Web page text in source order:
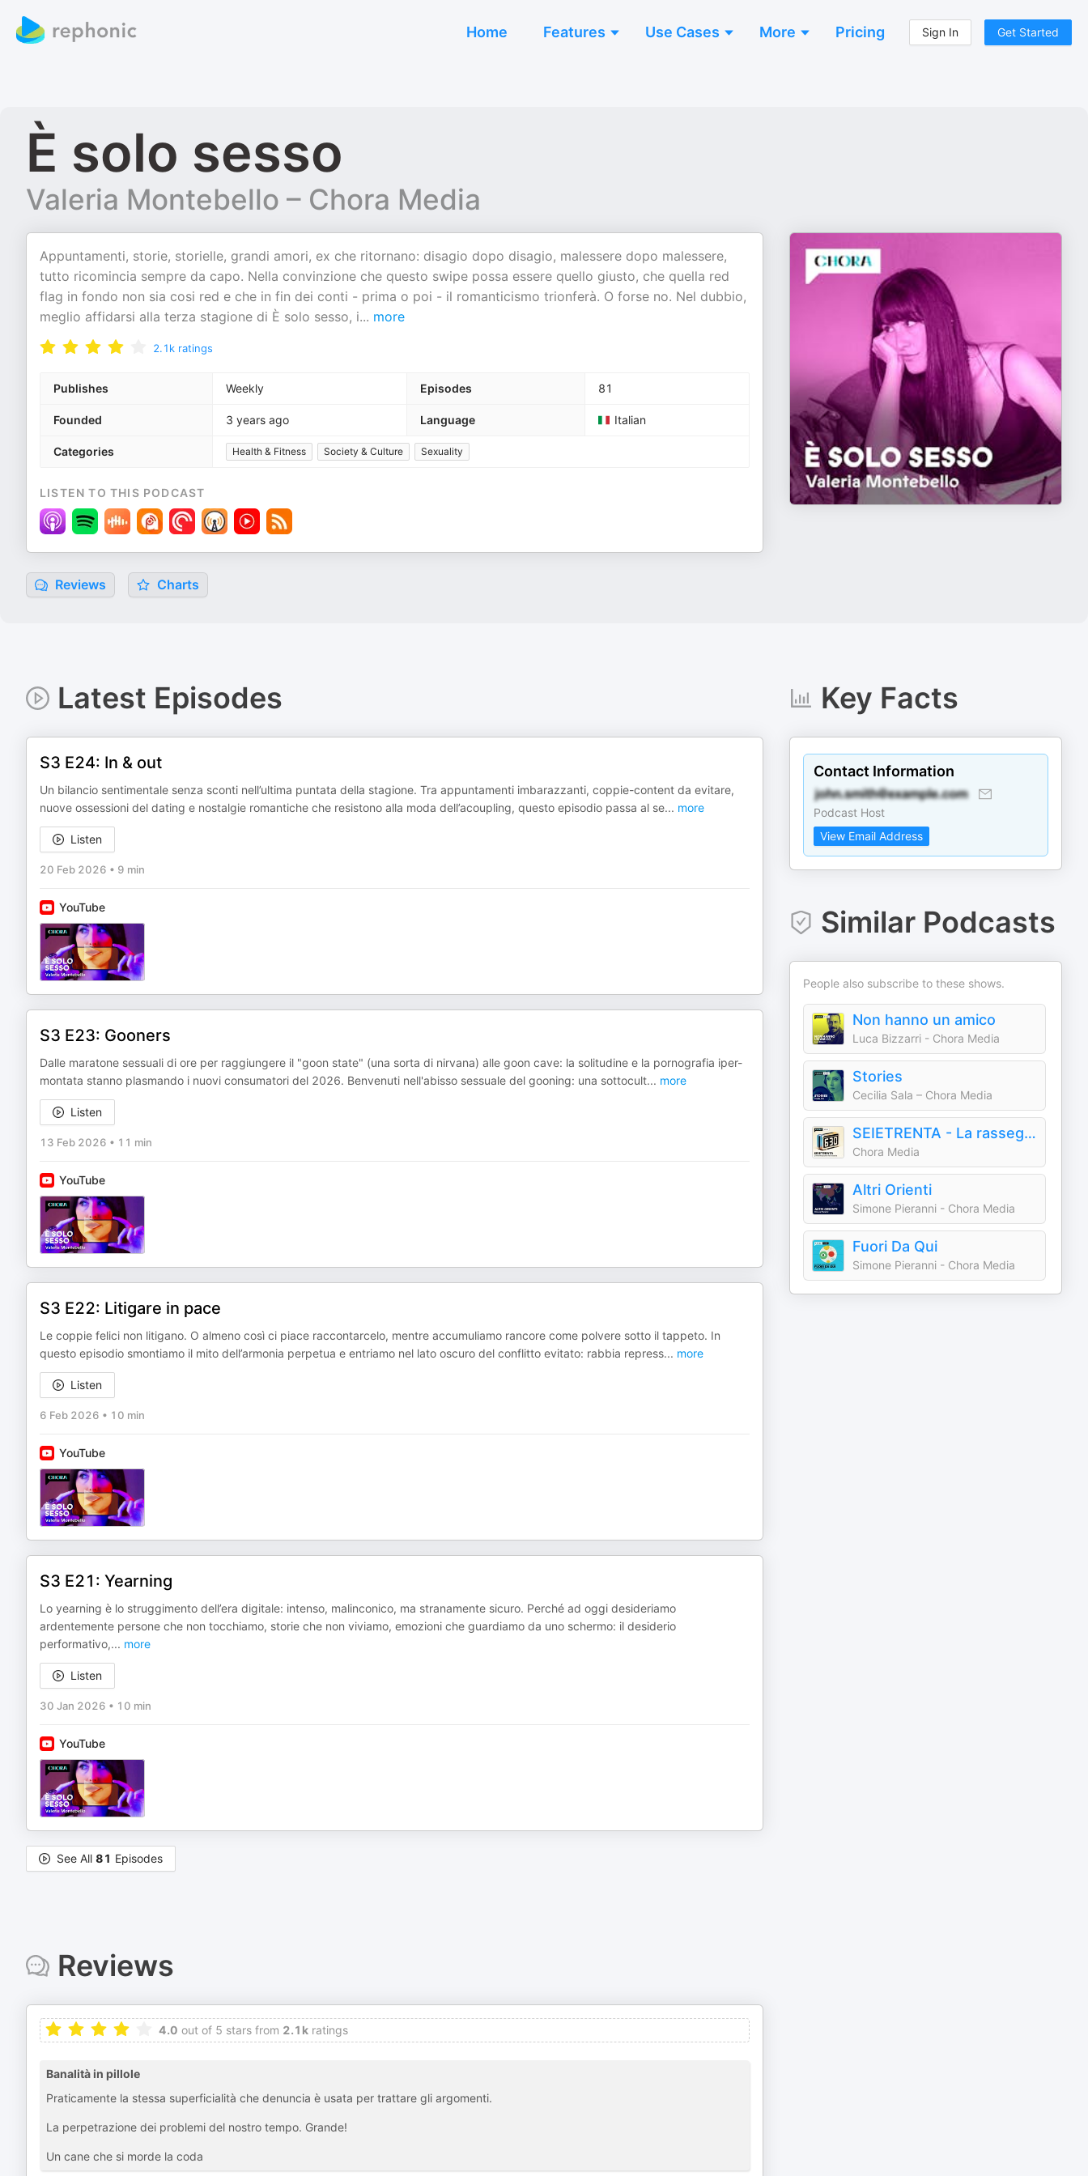
Home Features Use Cases More Pricing Sign In Get Started
È solo sesso
Valeria Montebello – Chora Media
Appuntamenti, storie, storielle, grandi amori, ex che ritornano: disagio dopo disagio, malessere dopo malessere,
tutto ricomincia sempre da capo. Nella convinzione che questo swipe possa essere quello giusto, che quella red
flag in fondo non sia cosi red e che in fin dei conti - prima o poi - il romanticismo trionferà. O forse no. Nel dubbio,
meglio affidarsi alla terza stagione di È solo sesso, i... more
2.1k ratings
Publishes Weekly Episodes 81
Founded 3 years ago Language Italian
Categories Health & Fitness Society & Culture Sexuality
LISTEN TO THIS PODCAST
Reviews Charts
Latest Episodes
S3 E24: In & out
Un bilancio sentimentale senza sconti nell’ultima puntata della stagione. Tra appuntamenti imbarazzanti, coppie-content da evitare,
nuove ossessioni del dating e nostalgie romantiche che resistono alla moda dell’acoupling, questo episodio passa al se... more
Listen
20 Feb 2026 • 9 min
YouTube
S3 E23: Gooners
Dalle maratone sessuali di ore per raggiungere il "goon state" (una sorta di nirvana) alle goon cave: la solitudine e la pornografia iper-
montata stanno plasmando i nuovi consumatori del 2026. Benvenuti nell'abisso sessuale del gooning: una sottocult... more
Listen
13 Feb 2026 • 11 min
YouTube
S3 E22: Litigare in pace
Le coppie felici non litigano. O almeno così ci piace raccontarcelo, mentre accumuliamo rancore come polvere sotto il tappeto. In
questo episodio smontiamo il mito dell’armonia perpetua e entriamo nel lato oscuro del conflitto evitato: rabbia repress... more
Listen
6 Feb 2026 • 10 min
YouTube
S3 E21: Yearning
Lo yearning è lo struggimento dell’era digitale: intenso, malinconico, ma stranamente sicuro. Perché ad oggi desideriamo
ardentemente persone che non tocchiamo, storie che non viviamo, emozioni che guardiamo da uno schermo: il desiderio
performativo,... more
Listen
30 Jan 2026 • 10 min
YouTube
See All 81 Episodes
Key Facts
Contact Information
Podcast Host
View Email Address
Similar Podcasts
People also subscribe to these shows.
Non hanno un amico
Luca Bizzarri - Chora Media
Stories
Cecilia Sala – Chora Media
SEIETRENTA - La rassegna stampa di Chora Media
Chora Media
Altri Orienti
Simone Pieranni - Chora Media
Fuori Da Qui
Simone Pieranni - Chora Media
Reviews
4.0 out of 5 stars from 2.1k ratings
Banalità in pillole
Praticamente la stessa superficialità che denuncia è usata per trattare gli argomenti.
La perpetrazione dei problemi del nostro tempo. Grande!
Un cane che si morde la coda